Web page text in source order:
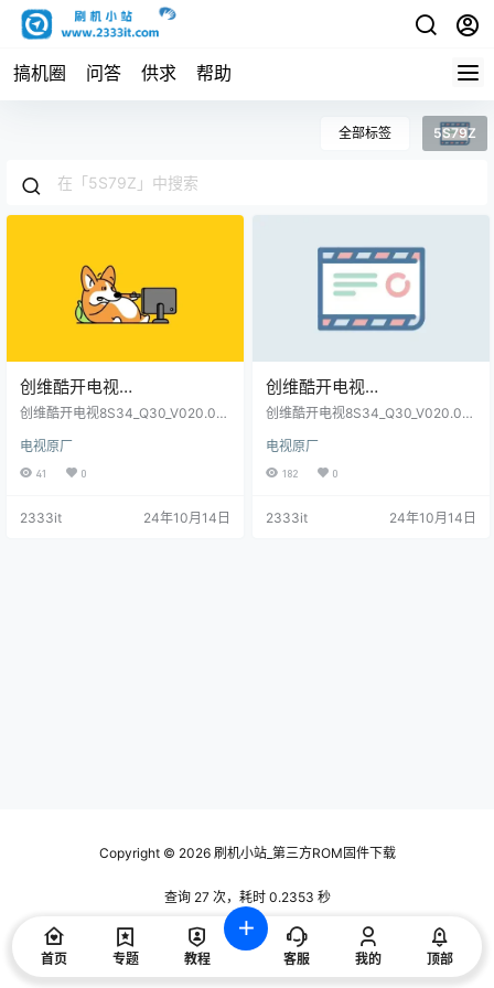
搞机圈 问答 供求 帮助
全部标签 5S79Z
创维酷开电视
8S34_Q30_V020.004.140_9
_7S68_7S72_7S74_7S76_9
S66_9S67_A4_A5_Z6P_A7_
M1_M7S_S1YP_U7_V30_V7_
创维酷开电视8S34_Q30_V020.00
_7S68_7S72_7S74_7S76_9S66_9S
67_A4_A5_Z6P_A7_P50_G25_G30_
电视原厂
41 0
2333it 24年10月14日
创维酷开电视
8S34_Q30_V020.004.010_9
_7S68_7S72_7S74_7S76_9
S66_9S67_A4_A5_A5P_A7_
M1_M7S_S1YP_U7_V30_V7_
创维酷开电视8S34_Q30_V020.00
_7S68_7S72_7S74_7S76_9S66_9S
67_A4_A5_A5P_A7_P50_G25_G30_
电视原厂
182 0
2333it 24年10月14日
Copyright © 2026刷机小站_第三方ROM固件下载
查询 27 次，耗时 0.2353 秒
首页 专题 教程 客服 我的 顶部